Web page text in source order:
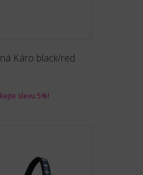
Káro black/red
slevu 5%!